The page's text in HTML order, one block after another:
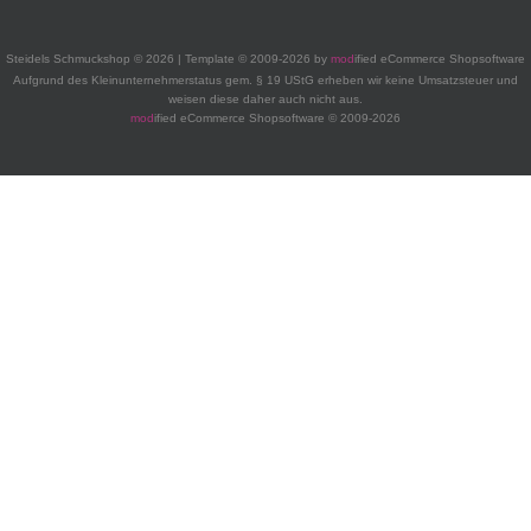
Steidels Schmuckshop © 2026 | Template © 2009-2026 by modified eCommerce Shopsoftware
Aufgrund des Kleinunternehmerstatus gem. § 19 UStG erheben wir keine Umsatzsteuer und
weisen diese daher auch nicht aus.
modified eCommerce Shopsoftware © 2009-2026